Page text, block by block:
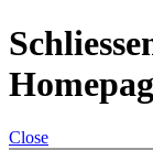
Close